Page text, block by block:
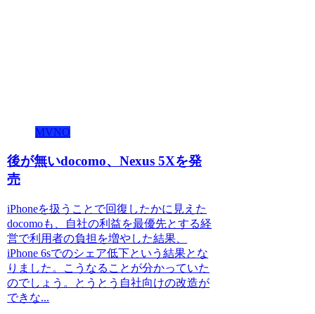
MVNO
後が無いdocomo、Nexus 5Xを発
売
iPhoneを扱うことで回復したかに見えた
docomoも、自社の利益を最優先とする経
営で利用者の負担を増やした結果、
iPhone 6sでのシェア低下という結果とな
りました。こうなることが分かっていた
のでしょう。とうとう自社向けの改造が
できな...